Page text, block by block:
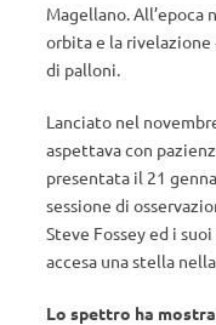
Magellano. All’epoca
orbita e la
di palloni.
Lanciato nel
aspettava con
presentata il 21
sessione di
Steve Fossey ed i
accesa una stella
Lo spettro ha